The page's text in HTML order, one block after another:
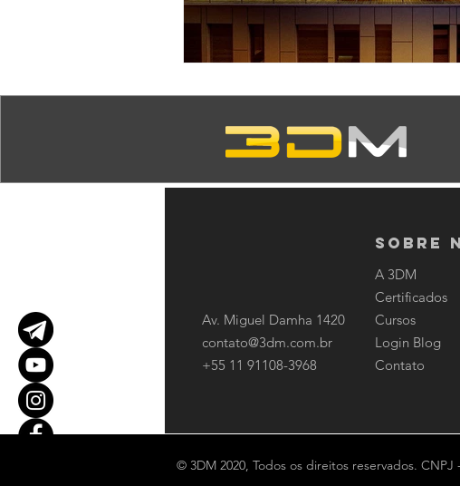
Av. Miguel Damha 1420
contato@3dm.com.br
+55 11 91108-3968
Sobre
A 3DM
Certificados
Cursos
Login Blog
Contato
© 3DM 2020, Todos os direitos reservados. CNPJ